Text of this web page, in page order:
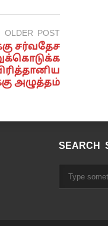
OLDER POST
சர்வதேச
அழுத்தம்
SEARCH